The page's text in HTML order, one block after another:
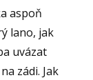
aspoň
lano, jak
uvázat
zádi. Jak